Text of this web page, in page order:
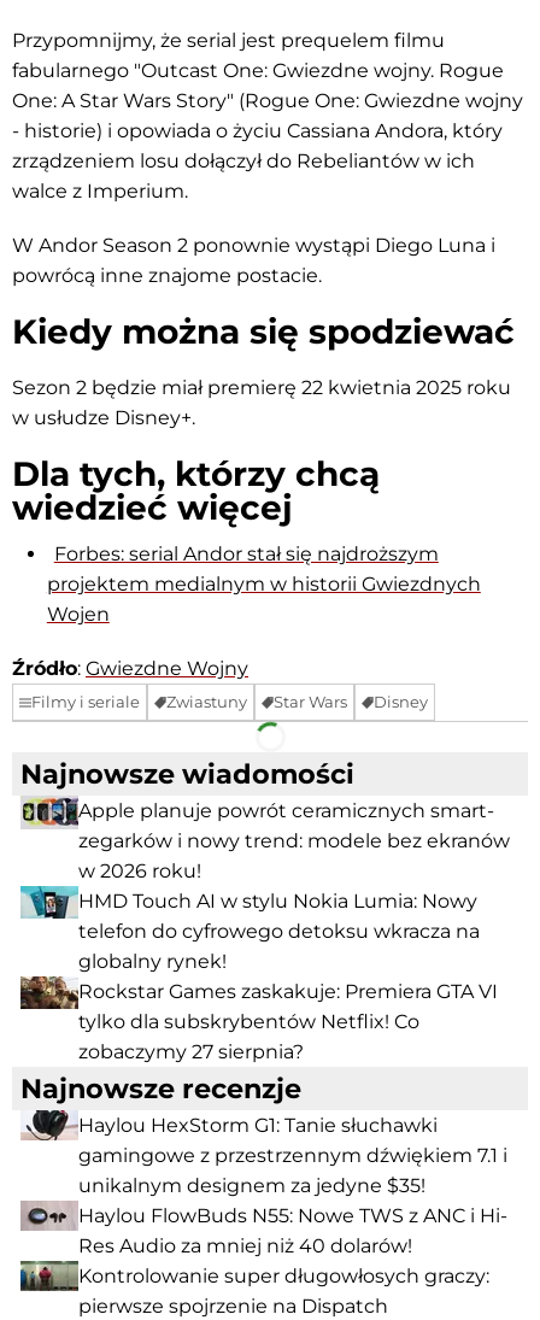
Przypomnijmy, że serial jest prequelem filmu
fabularnego "Outcast One: Gwiezdne wojny. Rogue
One: A Star Wars Story" (Rogue One: Gwiezdne wojny
- historie) i opowiada o życiu Cassiana Andora, który
zrządzeniem losu dołączył do Rebeliantów w ich
walce z Imperium.
W Andor Season 2 ponownie wystąpi Diego Luna i
powrócą inne znajome postacie.
Kiedy można się spodziewać
Sezon 2 będzie miał premierę 22 kwietnia 2025 roku
w usłudze Disney+.
Dla tych, którzy chcą
wiedzieć więcej
Forbes: serial Andor stał się najdroższym
projektem medialnym w historii Gwiezdnych
Wojen
Źródło: Gwiezdne Wojny
Filmy i seriale Zwiastuny Star Wars Disney
Facebook Telegram
Najnowsze wiadomości
Apple planuje powrót ceramicznych smart-
zegarków i nowy trend: modele bez ekranów
w 2026 roku!
HMD Touch AI w stylu Nokia Lumia: Nowy
telefon do cyfrowego detoksu wkracza na
globalny rynek!
Rockstar Games zaskakuje: Premiera GTA VI
tylko dla subskrybentów Netflix! Co
zobaczymy 27 sierpnia?
Najnowsze recenzje
Haylou HexStorm G1: Tanie słuchawki
gamingowe z przestrzennym dźwiękiem 7.1 i
unikalnym designem za jedyne $35!
Haylou FlowBuds N55: Nowe TWS z ANC i Hi-
Res Audio za mniej niż 40 dolarów!
Kontrolowanie super długowłosych graczy:
pierwsze spojrzenie na Dispatch